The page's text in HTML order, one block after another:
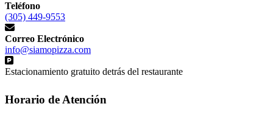
Teléfono
(305) 449-9553
Correo Electrónico
info@siamopizza.com
Estacionamiento gratuito detrás del restaurante
Horario de Atención